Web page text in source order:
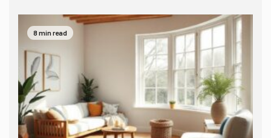
Küchenspiegel nachrüsten: So
vergleichen Sie Fliesen, Glas und
Alu-Verbund richtig
7 BADEZIMMER
Duschabtrennung nachrüsten: So
vergleichen Sie Glaswand,
Faltwand und Duschvorhang
richtig
8 min read